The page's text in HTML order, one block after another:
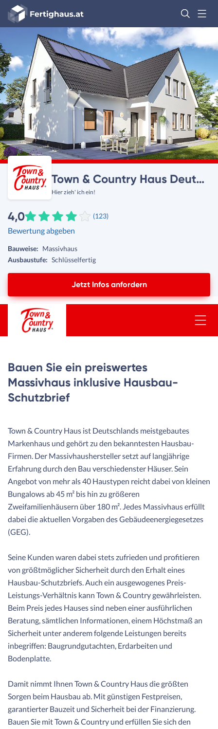
Fertighaus
Logo
Anmelden
Town & Country Haus Deutschland
Hier zieh' ich ein!
4,0 (123)
Bewertung abgeben
Bauweise: Massivhaus
Ausbaustufe: Schlüsselfertig
Jetzt Infos anfordern
Bauen Sie ein preiswertes
Massivhaus inklusive Hausbau-
Schutzbrief
Town & Country Haus ist Deutschlands meistgebautes
Markenhaus und gehört zu den bekanntesten Hausbau-
Firmen. Der Massivhaushersteller setzt auf langjährige
Erfahrung durch den Bau verschiedenster Häuser. Sein
Angebot von mehr als 40 Haustypen reicht dabei von kleinen
Bungalows ab 45 m² bis hin zu größeren
Zweifamilienhäusern über 180 m². Jedes Massivhaus erfüllt
dabei die aktuellen Vorgaben des Gebäudeenergiegesetzes
(GEG).
Seine Kunden waren dabei stets zufrieden und profitieren
von größtmöglicher Sicherheit durch den Erhalt eines
Hausbau-Schutzbriefs. Auch ein ausgewogenes Preis-
Leistungs-Verhältnis kann Town & Country gewährleisten.
Beim Preis jedes Hauses sind neben einer ausführlichen
Beratung, sämtlichen Informationen, einem Höchstmaß an
Sicherheit unter anderem folgende Leistungen bereits
inbegriffen: Baugrundgutachten, Erdarbeiten und
Bodenplatte.
Damit nimmt Ihnen Town & Country Haus die größten
Sorgen beim Hausbau ab. Mit günstigen Festpreisen,
garantierter Bauzeit und Sicherheit bei der Finanzierung.
Bauen Sie mit Town & Country und erfüllen Sie sich den